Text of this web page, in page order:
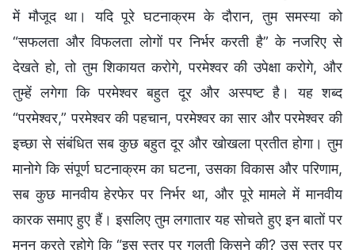
में मौजूद था। यदि पूरे घटनाक्रम के दौरान, तुम समस्या को
“सफलता और विफलता लोगों पर निर्भर करती है” के नजरिए से
देखते हो, तो तुम शिकायत करोगे, परमेश्वर की उपेक्षा करोगे, और
तुम्हें लगेगा कि परमेश्वर बहुत दूर और अस्पष्ट है। यह शब्द
“परमेश्वर,” परमेश्वर की पहचान, परमेश्वर का सार और परमेश्वर की
इच्छा से संबंधि‍त सब कुछ बहुत दूर और खोखला प्रतीत होगा। तुम
मानोगे कि संपूर्ण घटनाक्रम का घटना, उसका विकास और परिणाम,
सब कुछ मानवीय हेरफेर पर निर्भर था, और पूरे मामले में मानवीय
कारक समाए हुए हैं। इसलिए तुम लगातार यह सोचते हुए इन बातों पर
मनन करते रहोगे कि “इस स्तर पर गलती किसने की? उस स्तर पर